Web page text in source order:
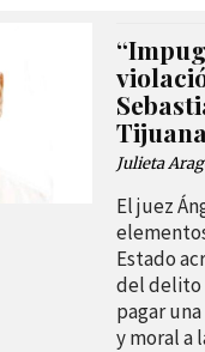
Tijuana
Julieta
El juez
Estado
del delito
pagar
y moral a